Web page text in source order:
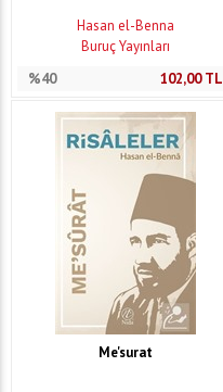
Hasan el-Benna
Buruç Yayınları
%40
102,00TL
Me'surat